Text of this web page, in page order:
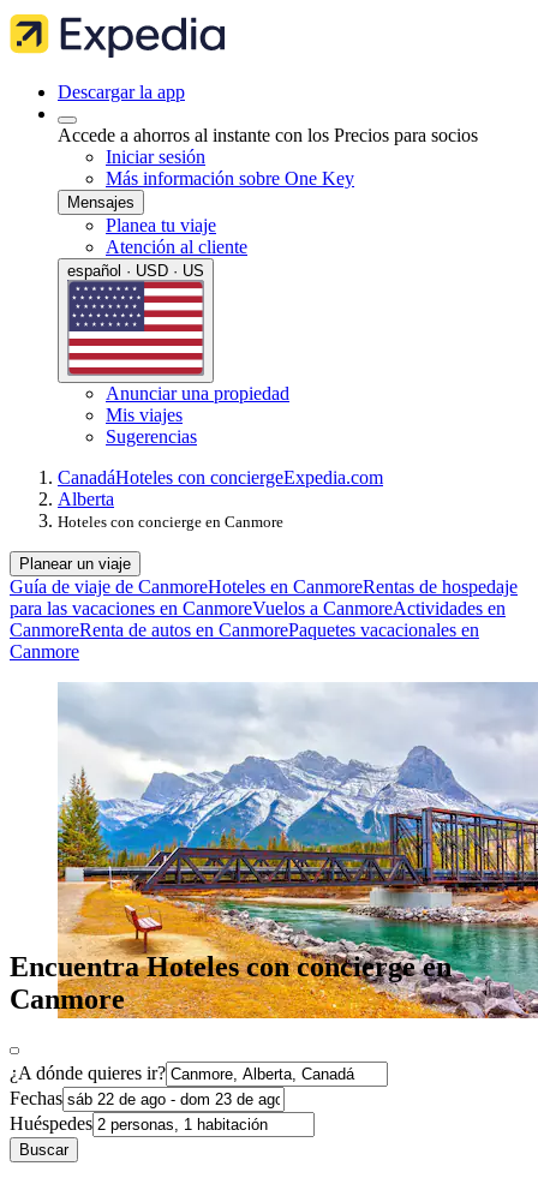
Descargar la app
Accede a ahorros al instante con los Precios para socios
Iniciar sesión
Más información sobre One Key
Mensajes
Planea tu viaje
Atención al cliente
español · USD · US
Anunciar una propiedad
Mis viajes
Sugerencias
CanadáHoteles con conciergeExpedia.com
Alberta
Hoteles con concierge en Canmore
Planear un viaje
Guía de viaje de CanmoreHoteles en CanmoreRentas de hospedaje
para las vacaciones en CanmoreVuelos a CanmoreActividades en
CanmoreRenta de autos en CanmorePaquetes vacacionales en
Canmore
Encuentra Hoteles con concierge en
Canmore
¿A dónde quieres ir?
Fechas
Huéspedes
Buscar